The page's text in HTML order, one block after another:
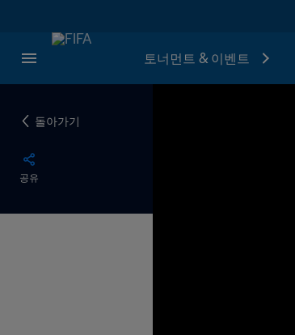
토너먼트 & 이벤트
돌아가기
공유